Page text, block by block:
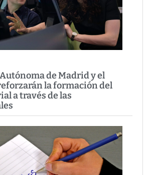
de Madrid y el
la formación del
a través de las